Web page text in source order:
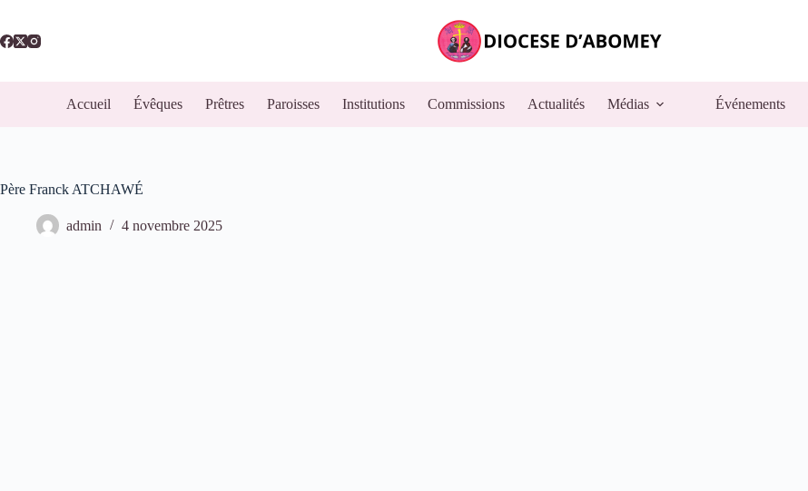
Accueil Évêques Prêtres Paroisses Institutions Commissions Actualités Médias Événements
Père Franck ATCHAWÉ
admin 4 novembre 2025